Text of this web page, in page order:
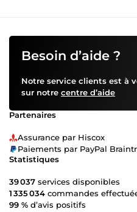
Besoin d’aide ?
Notre service clients est à
sur notre centre d’aide
Partenaires
Assurance par Hiscox
Paiements par PayPal
Statistiques
39 037 services disponibles
1 335 034 commandes
99 % d’avis positifs